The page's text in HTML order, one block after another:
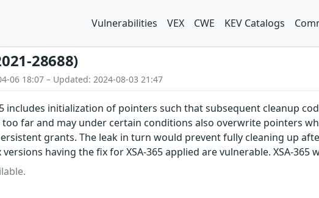
Vulnerabilities VEX CWE KEV Catalogs
28688)
06 18:07 – Updated: 2024-08-03 21:47
includes initialization of pointers such that subsequent cleanup
far and may under certain conditions also overwrite pointers
grants. The leak in turn would prevent fully cleaning up
having the fix for XSA-365 applied are vulnerable. XSA-